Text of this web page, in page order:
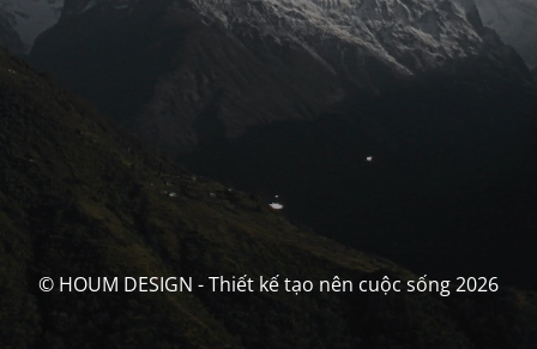
© HOUM DESIGN - Thiết kế tạo nên cuộc sống 2026